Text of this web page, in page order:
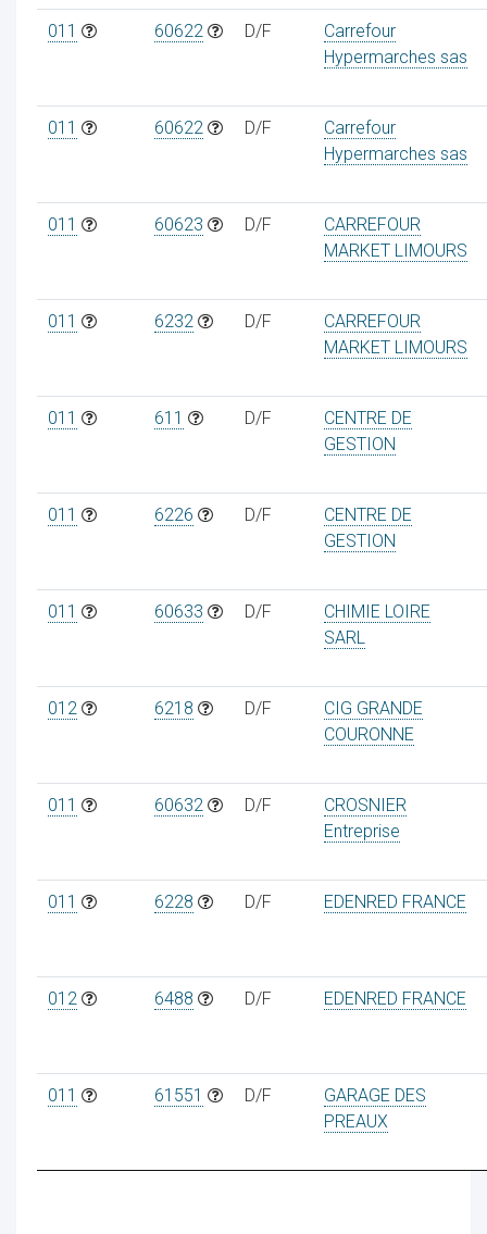
011 60622 D/F
Carrefour
Hypermarches sas
011 60622 D/F
Carrefour
Hypermarches sas
011 60623 D/F
CARREFOUR
MARKET LIMOURS
011 6232 D/F
CARREFOUR
MARKET LIMOURS
011 611 D/F
CENTRE DE
GESTION
011 6226 D/F
CENTRE DE
GESTION
011 60633 D/F
CHIMIE LOIRE
SARL
012 6218 D/F
CIG GRANDE
COURONNE
011 60632 D/F
CROSNIER
Entreprise
011 6228 D/F EDENRED FRANCE
012 6488 D/F EDENRED FRANCE
011 61551 D/F
GARAGE DES
PREAUX